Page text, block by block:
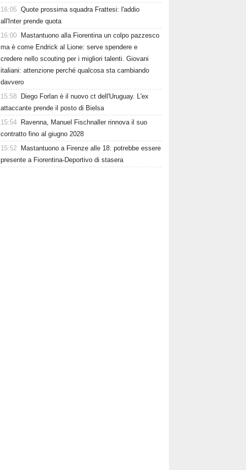
16:05 Quote prossima squadra Frattesi: l'addio
all'Inter prende quota
16:00
Mastantuono alla Fiorentina un colpo pazzesco
ma è come Endrick al Lione: serve spendere e
credere nello scouting per i migliori talenti. Giovani
italiani: attenzione perché qualcosa sta cambiando
davvero
15:58
Diego Forlan è il nuovo ct dell'Uruguay. L'ex
attaccante prende il posto di Bielsa
15:54
Ravenna, Manuel Fischnaller rinnova il suo
contratto fino al giugno 2028
15:52
Mastantuono a Firenze alle 18: potrebbe essere
presente a Fiorentina-Deportivo di stasera